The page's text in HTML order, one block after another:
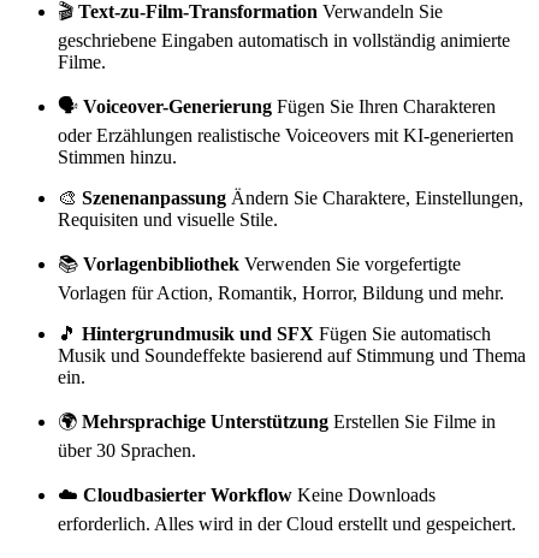
🎬 Text-zu-Film-Transformation Verwandeln Sie
geschriebene Eingaben automatisch in vollständig animierte
Filme.
🗣️ Voiceover-Generierung Fügen Sie Ihren Charakteren
oder Erzählungen realistische Voiceovers mit KI-generierten
Stimmen hinzu.
🎨 Szenenanpassung Ändern Sie Charaktere, Einstellungen,
Requisiten und visuelle Stile.
📚 Vorlagenbibliothek Verwenden Sie vorgefertigte
Vorlagen für Action, Romantik, Horror, Bildung und mehr.
🎵 Hintergrundmusik und SFX Fügen Sie automatisch
Musik und Soundeffekte basierend auf Stimmung und Thema
ein.
🌍 Mehrsprachige Unterstützung Erstellen Sie Filme in
über 30 Sprachen.
☁️ Cloudbasierter Workflow Keine Downloads
erforderlich. Alles wird in der Cloud erstellt und gespeichert.